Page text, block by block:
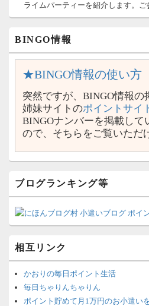
ライムパーティーを紹介します。
BINGO情報
★BINGO情報の使い方
突然ですが、BINGO情報の
姉妹サイトのポイントサイ
BINGOナンバーを掲載して
ので、そちらをご覧いただ
ブログランキング等
相互リンク
かおりの毎日ポイント生活
毎日ちゃりんちゃりん
ポイント貯めて月1万円のお小遣い